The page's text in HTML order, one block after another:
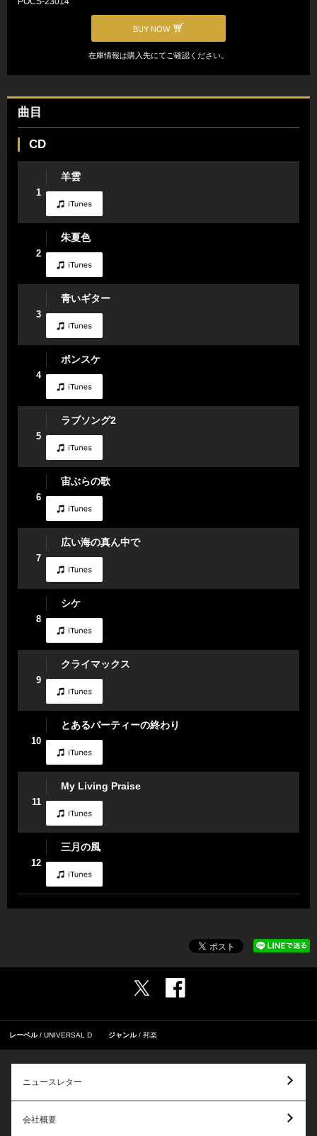
BUY NOW
在庫情報は購入先にてご確認ください。
曲目
CD
1
羊雲
2
朱夏色
3
青いギター
4
ポンスケ
5
ラブソング2
6
宙ぶらの歌
7
広い海の真ん中で
8
シケ
9
クライマックス
10
とあるパーティーの終わり
11
My Living Praise
12
三月の風
レーベル UNIVERSAL D ジャンル 邦楽
ニュースレター
会社概要